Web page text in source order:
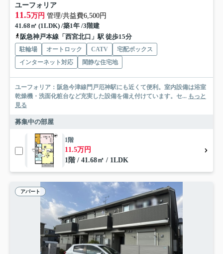
ユーフォリア
11.5万円 管理/共益費6,500円
41.68㎡ (1LDK) /築1年 /3階建
阪急神戸本線「西宮北口」駅 徒歩15分
駐輪場 オートロック CATV
宅配ボックス
インターネット対応
閑静な住宅地
ユーフォリア：阪急今津線門戸厄神駅にも近くて便利。室内設備は浴室
乾燥機・洗面化粧台など充実した設備を備え付けています。セ... もっと
見る
募集中の部屋
1階
11.5万円
1階 / 41.68㎡ / 1LDK
アパート